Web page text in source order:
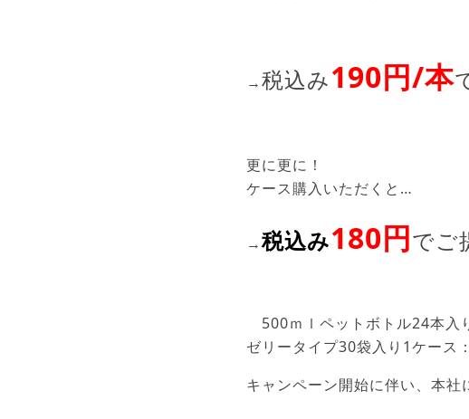
→税込み190円/本
更に更に！
ケース購入いただくと…
→税込み180円でご
500ｍｌペットボトル24本入
ゼリータイプ30袋入り1ケース
キャンペーン開始に伴い、本社